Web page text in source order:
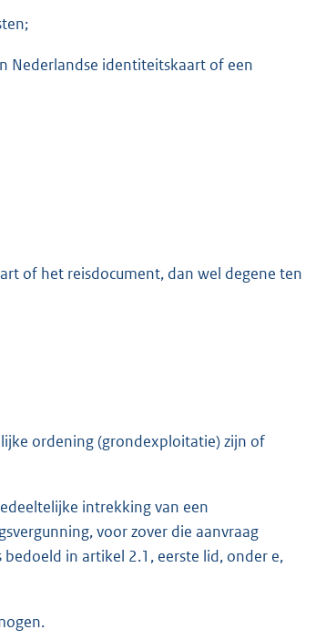
Nederlandse identiteitskaart of een
of het reisdocument, dan wel degene ten
ordening (grondexploitatie) zijn of
intrekking van een
voor zover die aanvraag
in artikel 2.1, eerste lid, onder e,